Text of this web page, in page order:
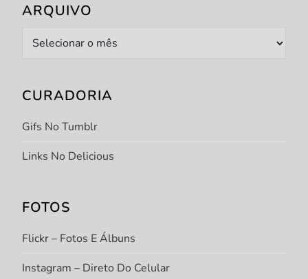
ARQUIVO
Arquivo
CURADORIA
Gifs No Tumblr
Links No Delicious
FOTOS
Flickr – Fotos E Álbuns
Instagram – Direto Do Celular